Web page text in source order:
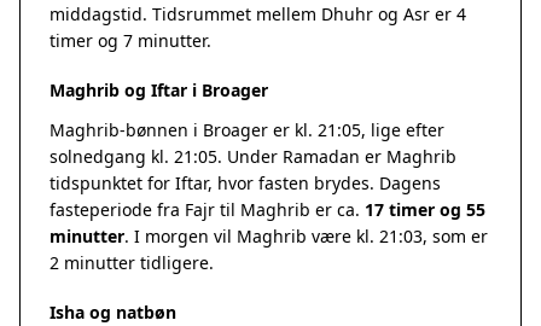
middagstid. Tidsrummet mellem Dhuhr og Asr er 4
timer og 7 minutter.
Maghrib og Iftar i Broager
Maghrib-bønnen i Broager er kl. 21:05, lige efter
solnedgang kl. 21:05. Under Ramadan er Maghrib
tidspunktet for Iftar, hvor fasten brydes. Dagens
fasteperiode fra Fajr til Maghrib er ca. 17 timer og 55
minutter. I morgen vil Maghrib være kl. 21:03, som er
2 minutter tidligere.
Isha og natbøn